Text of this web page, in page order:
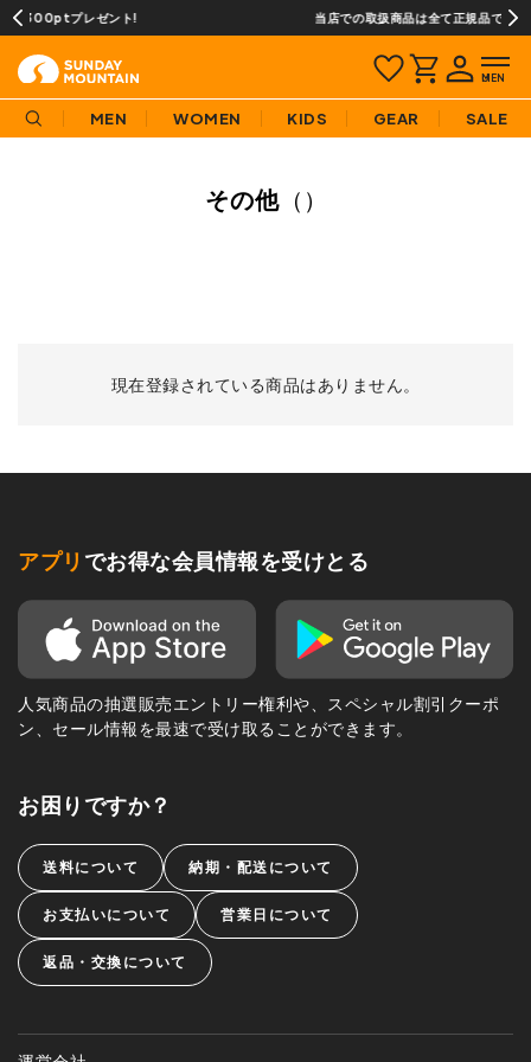
ント! 当店での取扱商品は全て正規品です
MEN WOMEN KIDS GEAR SALE
その他（）
現在登録されている商品はありません。
アプリ でお得な会員情報を受けとる
人気商品の抽選販売エントリー権利や、スペシャル割引クーポ
ン、セール情報を最速で受け取ることができます。
お困りですか？
送料について 納期・配送について
お支払いについて 営業日について
返品・交換について